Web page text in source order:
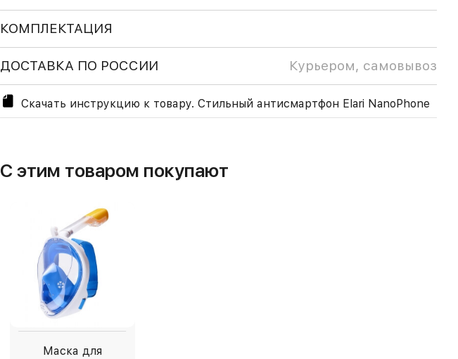
КОМПЛЕКТАЦИЯ
ДОСТАВКА ПО РОССИИ Курьером, самовывоз
Скачать инструкцию к товару. Стильный антисмартфон Elari NanoPhone
С этим товаром покупают
Маска для